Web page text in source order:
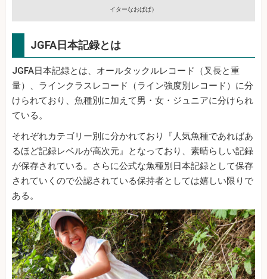
イターなおぱぱ）
JGFA日本記録とは
JGFA日本記録とは、オールタックルレコード（叉長と重
量）、ラインクラスレコード（ライン強度別レコード）に分
けられており、魚種別に加えて男・女・ジュニアに分けられ
ている。
それぞれカテゴリー別に分かれており『人気魚種であればあ
るほど記録レベルが高次元』となっており、素晴らしい記録
が保存されている。さらに公式な魚種別日本記録として保存
されていくので公認されている保持者としては嬉しい限りで
ある。